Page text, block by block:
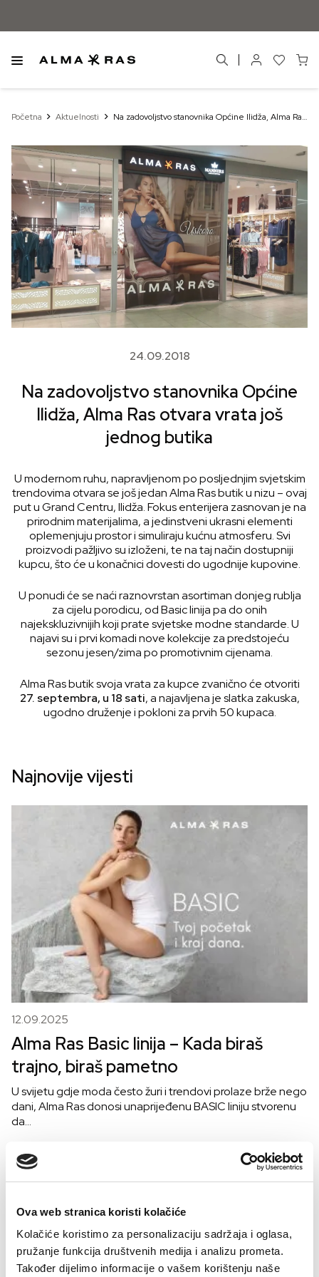
Ova web stranica koristi kolačiće
Kolačiće koristimo za personalizaciju sadržaja i oglasa,
pružanje funkcija društvenih medija i analizu prometa.
Također dijelimo informacije o vašem korištenju naše
Početna Aktuelnosti
Na zadovoljstvo stanovnika Općine Ilidža, Alma Ras
24.09.2018
Na zadovoljstvo stanovnika Općine
Ilidža, Alma Ras otvara vrata još
jednog butika
U modernom ruhu, napravljenom po posljednjim svjetskim
trendovima otvara se još jedan Alma Ras butik u nizu – ovaj
put u Grand Centru, Ilidža. Fokus enterijera zasnovan je na
prirodnim materijalima, a jedinstveni ukrasni elementi
oplemenjuju prostor i simuliraju kućnu atmosferu. Svi
proizvodi pažljivo su izloženi, te na taj način dostupniji
kupcu, što će u konačnici dovesti do ugodnije kupovine.
U ponudi će se naći raznovrstan asortiman donjeg rublja
za cijelu porodicu, od Basic linija pa do onih
najekskluzivnijih koji prate svjetske modne standarde. U
najavi su i prvi komadi nove kolekcije za predstojeću
sezonu jesen/zima po promotivnim cijenama.
Alma Ras butik svoja vrata za kupce zvanično će otvoriti
27. septembra, u 18 sati, a najavljena je slatka zakuska,
ugodno druženje i pokloni za prvih 50 kupaca.
Najnovije vijesti
12.09.2025
Alma Ras Basic linija – Kada biraš
trajno, biraš pametno
U svijetu gdje moda često žuri i trendovi prolaze brže nego
dani, Alma Ras donosi unaprijeđenu BASIC liniju stvorenu
da…